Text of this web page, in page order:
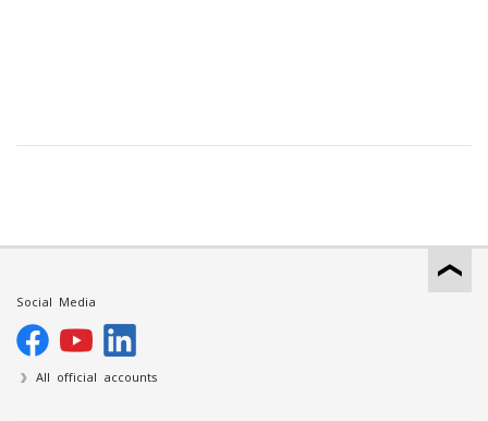
Social Media
All official accounts